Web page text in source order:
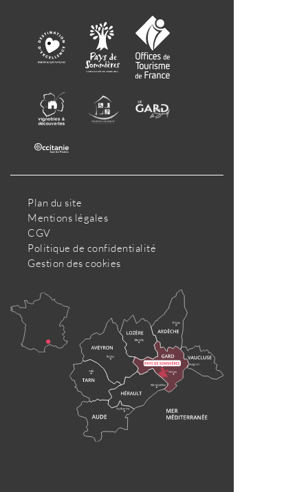
Plan du site
Mentions légales
CGV
Politique de confidentialité
Gestion des cookies